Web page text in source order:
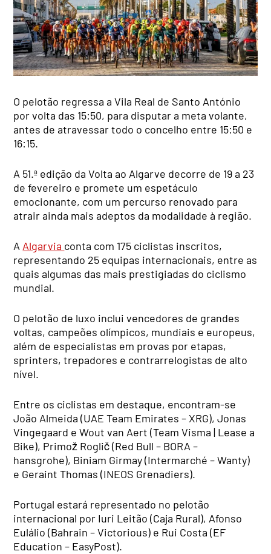
O pelotão regressa a Vila Real de Santo António
por volta das 15:50, para disputar a meta volante,
antes de atravessar todo o concelho entre 15:50 e
16:15.
A 51.ª edição da Volta ao Algarve decorre de 19 a 23
de fevereiro e promete um espetáculo
emocionante, com um percurso renovado para
atrair ainda mais adeptos da modalidade à região.
AAlgarvia conta com 175 ciclistas inscritos,
representando 25 equipas internacionais, entre as
quais algumas das mais prestigiadas do ciclismo
mundial.
O pelotão de luxo inclui vencedores de grandes
voltas, campeões olímpicos, mundiais e europeus,
além de especialistas em provas por etapas,
sprinters, trepadores e contrarrelogistas de alto
nível.
Entre os ciclistas em destaque, encontram-se
João Almeida (UAE Team Emirates – XRG), Jonas
Vingegaard e Wout van Aert (Team Visma | Lease a
Bike), Primož Roglič (Red Bull – BORA –
hansgrohe), Biniam Girmay (Intermarché – Wanty)
e Geraint Thomas (INEOS Grenadiers).
Portugal estará representado no pelotão
internacional por Iuri Leitão (Caja Rural), Afonso
Eulálio (Bahrain – Victorious) e Rui Costa (EF
Education – EasyPost).